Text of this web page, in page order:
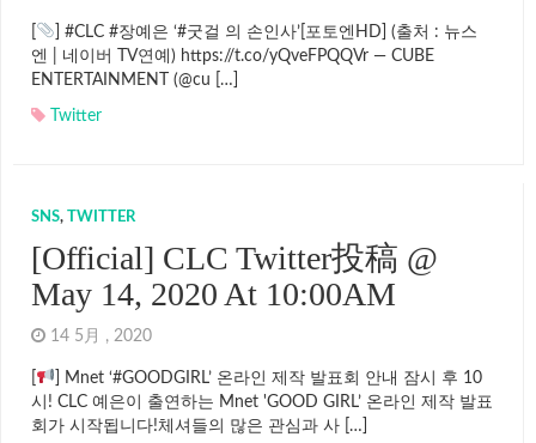
] #CLC #장예은 ‘#굿걸 의 손인사’[포토엔HD] (출처 : 뉴스
엔 | 네이버 TV연예) https://t.co/yQveFPQQVr — CUBE
ENTERTAINMENT (@cu […]
Twitter
SNS, TWITTER
[Official] CLC Twitter投稿 @
May 14, 2020 At 10:00AM
14 5月 , 2020
] Mnet ‘#GOODGIRL’ 온라인 제작 발표회 안내 잠시 후 10
시! CLC 예은이 출연하는 Mnet 'GOOD GIRL’ 온라인 제작 발표
회가 시작됩니다!체셔들의 많은 관심과 사 […]